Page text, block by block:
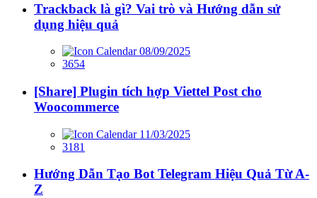
Trackback là gì? Vai trò và Hướng dẫn sử
dụng hiệu quả
08/09/2025
3654
[Share] Plugin tích hợp Viettel Post cho
Woocommerce
11/03/2025
3181
Hướng Dẫn Tạo Bot Telegram Hiệu Quả Từ A-
Z